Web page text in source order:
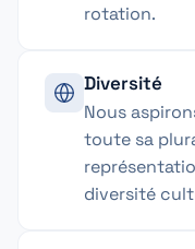
rotation.
Diversité
Nous
toute sa
diversité